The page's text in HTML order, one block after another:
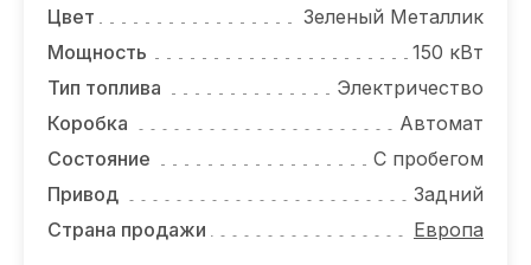
О КОМПАНИИ
КОНТАКТЫ
Цвет
Зеленый Металлик
Мощность
150 кВт
Тип топлива
Электричество
Коробка
Автомат
Состояние
С пробегом
Привод
Задний
Страна продажи
Европа